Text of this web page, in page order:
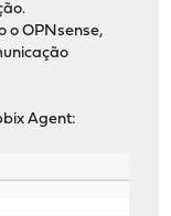
o OPNsense,
Agent: